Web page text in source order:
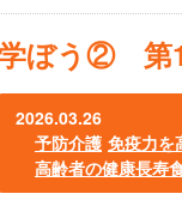
ぼう② 第1
2026.03.26
予防介護 免疫力を
高齢者の健康長寿